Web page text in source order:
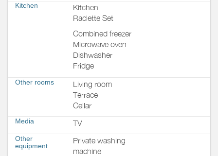
Kitchen
Kitchen
Raclette Set
Combined freezer
Microwave oven
Dishwasher
Fridge
Other rooms
Living room
Terrace
Cellar
Media TV
Other
equipment
Private washing
machine